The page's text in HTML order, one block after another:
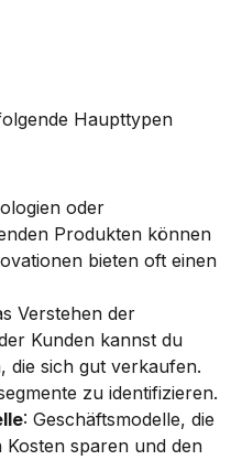
Haupttypen
oder
Produkten können
bieten oft einen
Verstehen der
Kunden kannst du
die sich gut verkaufen.
zu identifizieren.
: Geschäftsmodelle, die